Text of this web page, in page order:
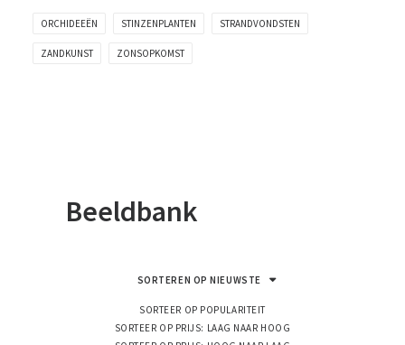
ORCHIDEEËN STINZENPLANTEN STRANDVONDSTEN
ZANDKUNST ZONSOPKOMST
Beeldbank
SORTEREN OP NIEUWSTE
SORTEER OP POPULARITEIT
SORTEER OP PRIJS: LAAG NAAR HOOG